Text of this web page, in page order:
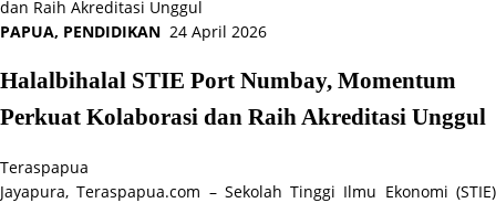
PAPUA, PENDIDIKAN 24 April 2026
Halalbihalal STIE Port Numbay, Momentum
Perkuat Kolaborasi dan Raih Akreditasi Unggul
Teraspapua
Jayapura, Teraspapua.com – Sekolah Tinggi Ilmu Ekonomi (STIE)